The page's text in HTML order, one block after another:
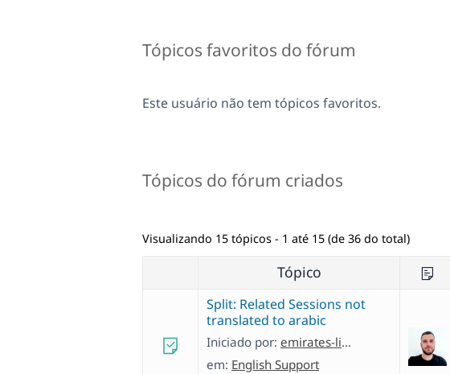
Tópicos favoritos do fórum
Este usuário não tem tópicos favoritos.
Tópicos do fórum criados
Visualizando 15 tópicos - 1 até 15 (de 36 do total)
Tópico
Split: Related Sessions not
translated to arabic
Iniciado por: emirates-literatureF
em: English Support